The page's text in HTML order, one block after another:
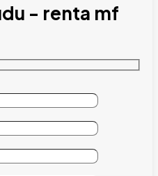
- renta mf